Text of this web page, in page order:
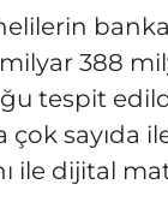
banka
388
tespit
çok sayıda
ile dijital